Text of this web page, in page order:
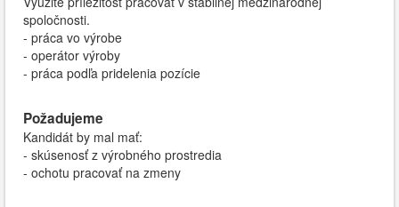
spoločnosti.
- práca vo výrobe
- operátor výroby
- práca podľa pridelenia pozície
Požadujeme
Kandidát by mal mať:
- skúsenosť z výrobného prostredia
- ochotu pracovať na zmeny